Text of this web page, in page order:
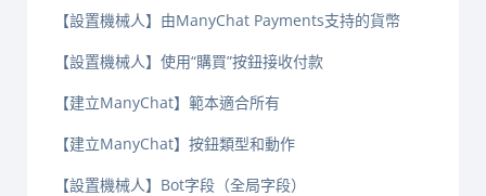
【設置機械人】由ManyChat Payments支持的貨幣
【設置機械人】使用“購買”按鈕接收付款
【建立ManyChat】範本適合所有
【建立ManyChat】按鈕類型和動作
【設置機械人】Bot字段（全局字段）